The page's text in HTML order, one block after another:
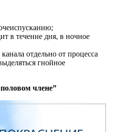
в течение дня, в ночное
отдельно от процесса
гнойное
члене”